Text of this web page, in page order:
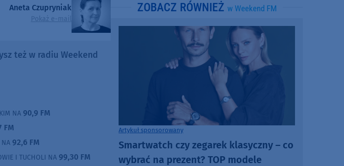
Aneta Czupryniak
Pokaż e-mail
też w radiu Weekend
NA 90,9 FM
FM
NA 92,6 FM
I TUCHOLI NA 99,30 FM
ZOBACZ RÓWNIEŻ w Weekend FM
Artykuł sponsorowany
Smartwatch czy zegarek klasyczny – co
wybrać na prezent? TOP modele